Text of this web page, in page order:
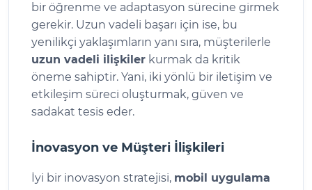
bir öğrenme ve adaptasyon sürecine girmek
gerekir. Uzun vadeli başarı için ise, bu
yenilikçi yaklaşımların yanı sıra, müşterilerle
uzun vadeli ilişkiler kurmak da kritik
öneme sahiptir. Yani, iki yönlü bir iletişim ve
etkileşim süreci oluşturmak, güven ve
sadakat tesis eder.
İnovasyon ve Müşteri İlişkileri
İyi bir inovasyon stratejisi, mobil uygulama